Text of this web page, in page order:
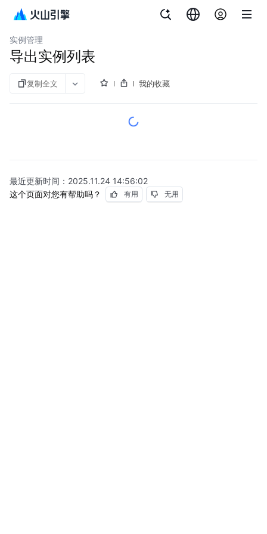
缓存数据库 Redis 版
实例管理
导出实例列表
复制全文 我的收藏
最近更新时间： 2025.11.24 14:56:02
这个页面对您有帮助吗？
有用 无用